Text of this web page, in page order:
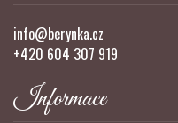
info@berynka.cz
+420 604 307 919
Informace